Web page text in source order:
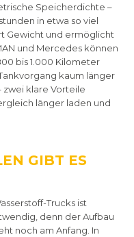
Speicherdichte –
in etwa so viel
Gewicht und ermöglicht
und Mercedes können
bis 1.000 Kilometer
kaum länger
zwei klare Vorteile
länger laden und
GIBT ES
Trucks ist
denn der Aufbau
noch am Anfang. In